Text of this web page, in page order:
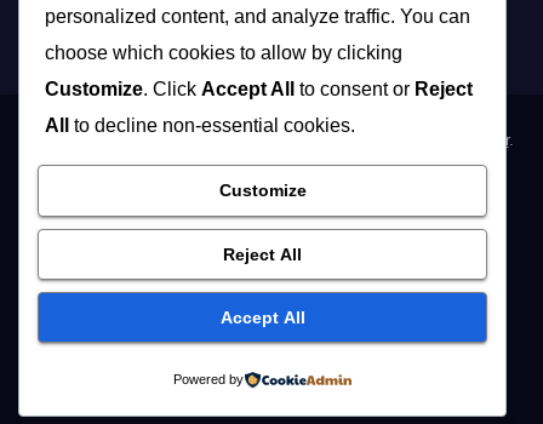
Themeansar.
Organizacija poslovnih događaja
Organizacija privatnih proslava
Muzičari i dj-evi Hostese Fotografisanje
REFERENCE / KLIJENTI KONTAKT / IMPRESSUM English
Foto Studio EXPO 2027 Vesti
personalized content, and analyze traffic. You can
choose which cookies to allow by clicking
Customize. Click Accept All to consent or Reject
All
to decline non-essential cookies.
Customize
Reject All
Accept All
Powered by